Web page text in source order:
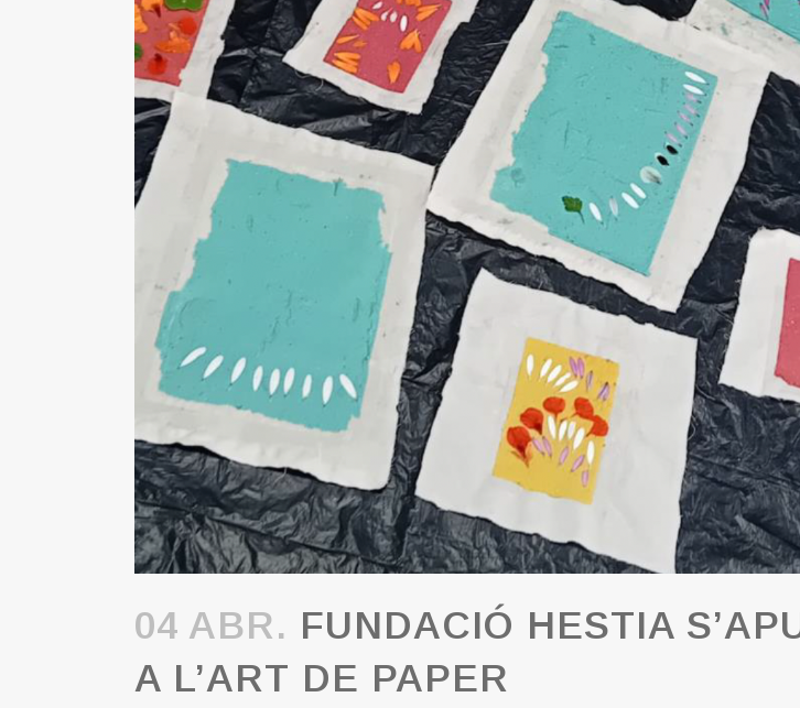
04 ABR. FUNDACIÓ HESTIA
A L’ART DE PAPER